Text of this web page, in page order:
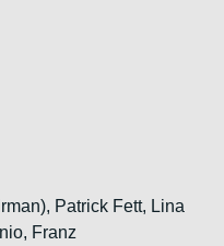
Patrick Fett, Lina
Franz